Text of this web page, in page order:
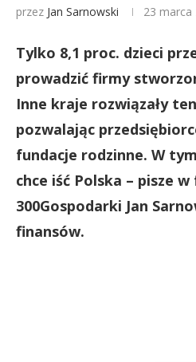
przez Jan Sarnowski 23 marca
Tylko 8,1 proc. dzieci
prowadzić firmy
Inne kraje rozwiązały
pozwalając
fundacje rodzinne. W
chce iść Polska – pisze
300Gospodarki Jan
finansów.